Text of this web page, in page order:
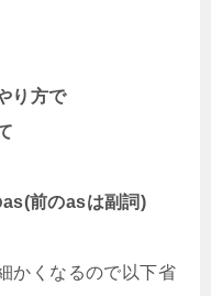
り方で
前のasは副詞)
かくなるので以下省